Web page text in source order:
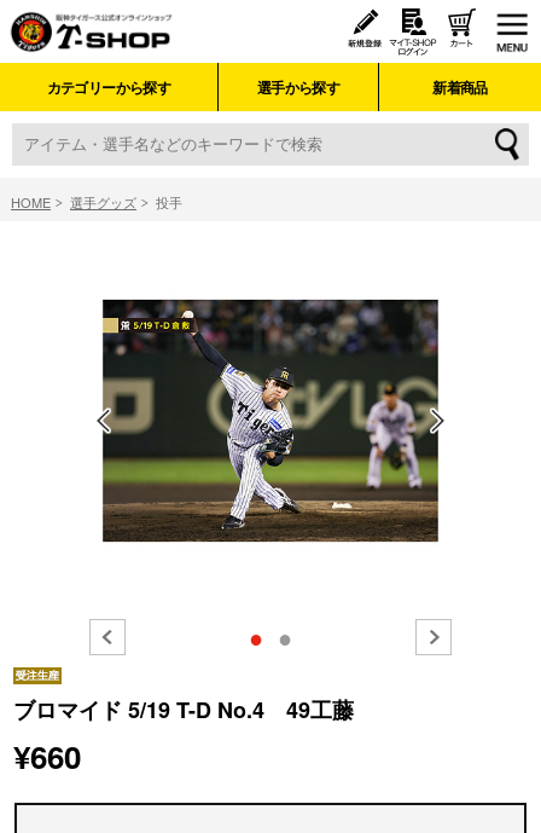
カテゴリーから探す 選手から探す 新着商品
HOME 選手グッズ 投手
● ●
ブロマイド 5/19 T-D No.4 49工藤
¥660